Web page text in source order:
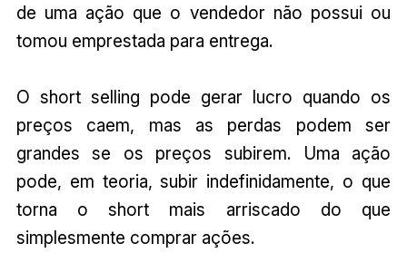
de uma ação que o vendedor não possui ou
tomou emprestada para entrega.
O short selling pode gerar lucro quando os
preços caem, mas as perdas podem ser
grandes se os preços subirem. Uma ação
pode, em teoria, subir indefinidamente, o que
torna o short mais arriscado do que
simplesmente comprar ações.